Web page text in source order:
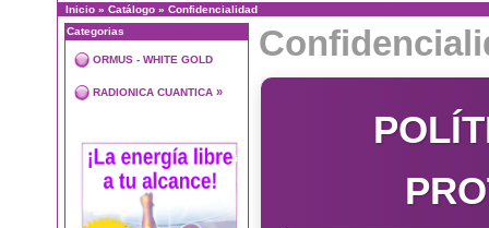
Inicio » Catálogo » Confidencialidad
Categorias
ORMUS - WHITE GOLD
RADIONICA CUANTICA »